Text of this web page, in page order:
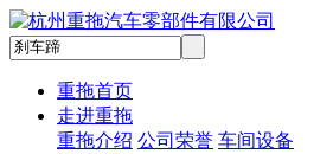
重拖首页
走进重拖
重拖介绍 公司荣誉 车间设备